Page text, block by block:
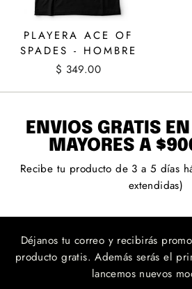
PLAYERA ACE OF
SPADES - HOMBRE
$ 349.00
ENVÍOS GRATIS
MAYORES A
Recibe tu producto de 3 a 5 días
extendidas)
Déjanos tu correo y recibirás
producto gratis. Además serás el
lancemos nuevos